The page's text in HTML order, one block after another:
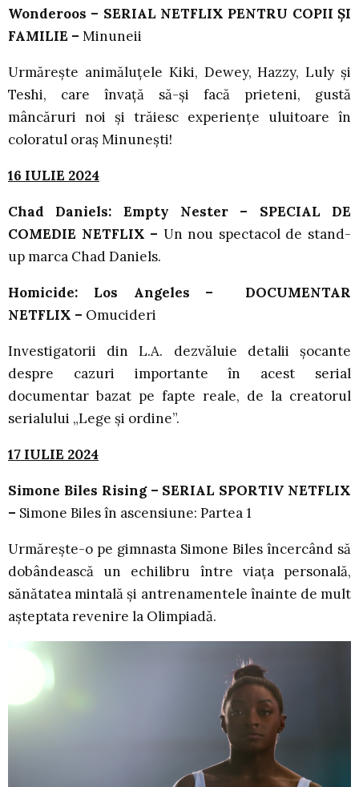
Wonderoos – SERIAL NETFLIX PENTRU COPII ȘI
FAMILIE – Minuneii
Urmărește animăluțele Kiki, Dewey, Hazzy, Luly și
Teshi, care învață să-și facă prieteni, gustă
mâncăruri noi și trăiesc experiențe uluitoare în
coloratul oraș Minunești!
16 IULIE 2024
Chad Daniels: Empty Nester – SPECIAL DE
COMEDIE NETFLIX – Un nou spectacol de stand-
up marca Chad Daniels.
Homicide: Los Angeles – DOCUMENTAR
NETFLIX – Omucideri
Investigatorii din L.A. dezvăluie detalii șocante
despre cazuri importante în acest serial
documentar bazat pe fapte reale, de la creatorul
serialului „Lege și ordine”.
17 IULIE 2024
Simone Biles Rising – SERIAL SPORTIV NETFLIX
– Simone Biles în ascensiune: Partea 1
Urmărește-o pe gimnasta Simone Biles încercând să
dobândească un echilibru între viața personală,
sănătatea mintală și antrenamentele înainte de mult
așteptata revenire la Olimpiadă.